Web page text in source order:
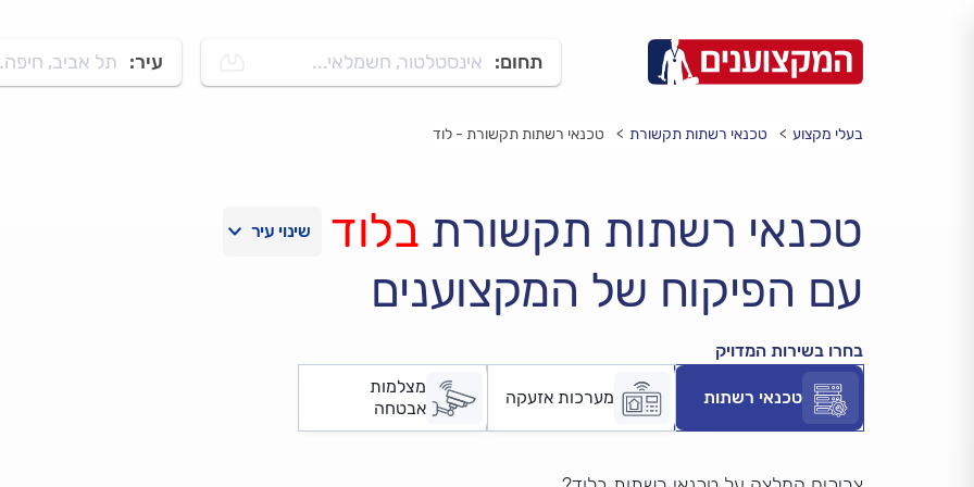
תחום: אינסטלטור, חשמלאי... עיר: תל אביב,
בעלי מקצוע טכנאי רשתות תקשורת טכנאי רשתות תקשורת - לוד
טכנאי רשתות תקשורת בלוד
עם הפיקוח של המקצוענים
בחרו בשירות המדויק
טכנאי רשתות מערכות אזעקה
מצלמות
אבטחה